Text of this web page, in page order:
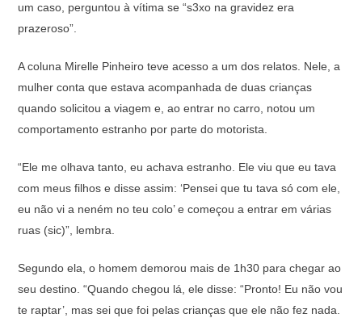
um caso, perguntou à vítima se “s3xo na gravidez era
prazeroso”.
A coluna Mirelle Pinheiro teve acesso a um dos relatos. Nele, a
mulher conta que estava acompanhada de duas crianças
quando solicitou a viagem e, ao entrar no carro, notou um
comportamento estranho por parte do motorista.
“Ele me olhava tanto, eu achava estranho. Ele viu que eu tava
com meus filhos e disse assim: ‘Pensei que tu tava só com ele,
eu não vi a neném no teu colo’ e começou a entrar em várias
ruas (sic)”, lembra.
Segundo ela, o homem demorou mais de 1h30 para chegar ao
seu destino. “Quando chegou lá, ele disse: “Pronto! Eu não vou
te raptar’, mas sei que foi pelas crianças que ele não fez nada.